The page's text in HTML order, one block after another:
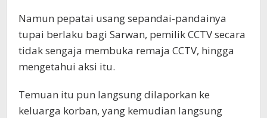
Namun pepatai usang sepandai-pandainya
tupai berlaku bagi Sarwan, pemilik CCTV secara
tidak sengaja membuka remaja CCTV, hingga
mengetahui aksi itu.
Temuan itu pun langsung dilaporkan ke
keluarga korban, yang kemudian langsung